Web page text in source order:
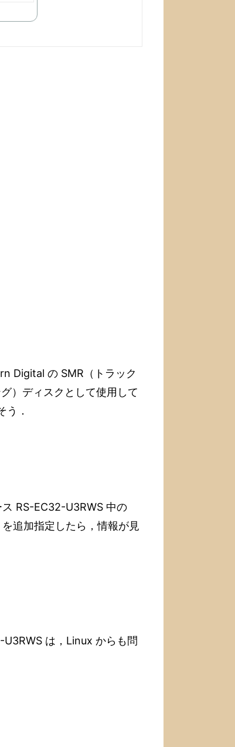
Digital の SMR（トラック
）ディスクとして使用して
う．
RS-EC32-U3RWS 中の
追加指定したら，情報が見
は，Linux からも問